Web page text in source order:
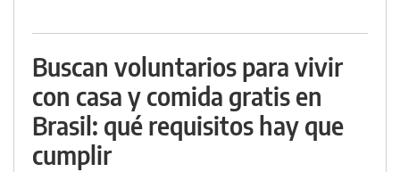
Buscan voluntarios para vivir
con casa y comida gratis en
Brasil: qué requisitos hay que
cumplir